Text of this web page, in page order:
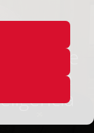
de
sobre